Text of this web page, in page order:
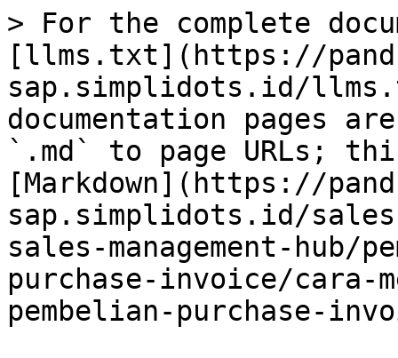
> For the complete
[llms.txt](https://
sap.simplidots.id/
documentation pages
`.md` to page URLs;
[Markdown](https://
sap.simplidots.id/
sales-management-hub/
purchase-invoice/cara-
pembelian-purchase-